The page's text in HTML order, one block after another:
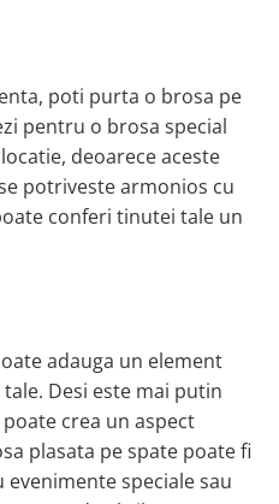
poti purta o brosa pe
pentru o brosa special
deoarece aceste
potriveste armonios cu
conferi tinutei tale un
adauga un element
Desi este mai putin
crea un aspect
plasata pe spate poate fi
speciale sau